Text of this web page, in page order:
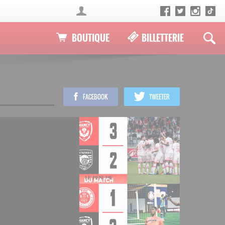
BOUTIQUE BILLETTERIE
FACEBOOK TWEETER